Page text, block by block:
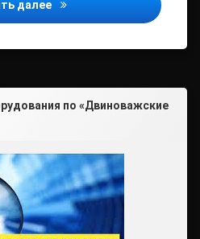
далее О пенсионном
по «Двиноважские